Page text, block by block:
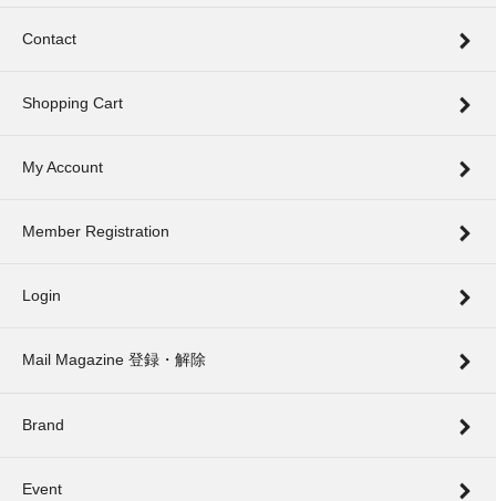
Contact
Shopping Cart
My Account
Member Registration
Login
Mail Magazine 登録・解除
Brand
Event